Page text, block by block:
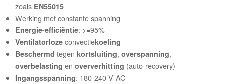
zoals EN55015
Werking met constante spanning
Energie-efficiëntie: >=95%
Ventilatorloze convectiekoeling
Beschermd tegenkortsluiting,overspanning,
overbelasting enoververhitting (auto-recovery)
Ingangsspanning: 180-240 V AC